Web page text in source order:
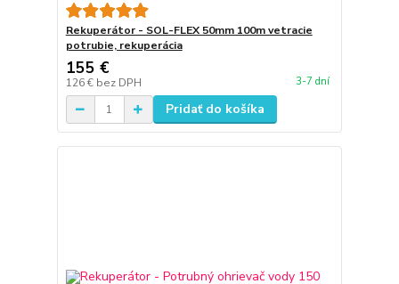
Rekuperátor - SOL-FLEX 50mm 100m vetracie
potrubie, rekuperácia
155 €
126 € bez DPH 3-7 dní
Pridať do košíka